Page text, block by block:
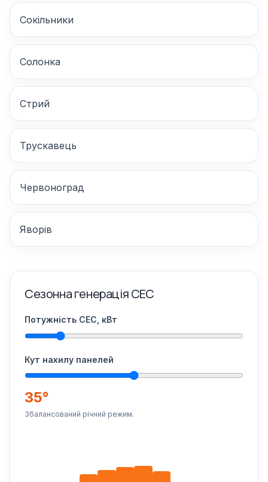
Сокільники
Солонка
Стрий
Трускавець
Червоноград
Яворів
Сезонна генерація СЕС
Потужність СЕС, кВт
Кут нахилу панелей
35°
Збалансований річний режим.